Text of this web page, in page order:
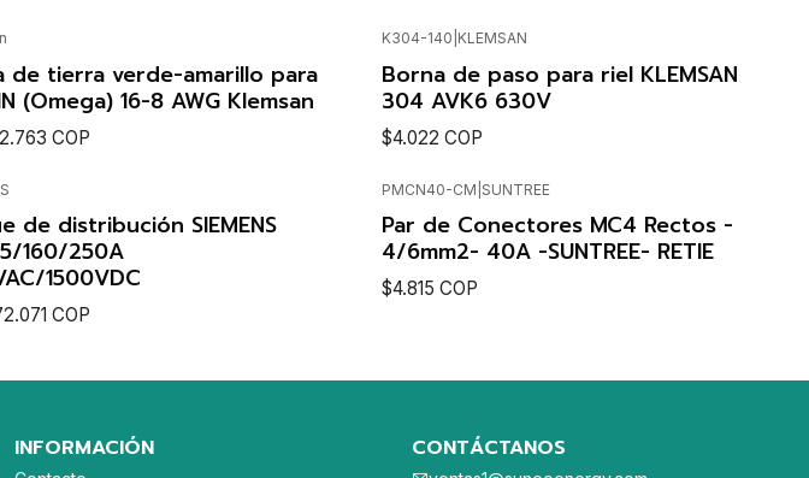
de tierra verde-amarillo para
(Omega) 16-8 AWG Klemsan
COP
K304-140 KLEMSAN
Borna de paso para riel KLEMSAN
304 AVK6 630V
$4.022 COP
Cantidad
de distribución SIEMENS
160/250A
1500VDC
COP
VER OPCIONES
PMCN40-CM SUNTREE
Par de Conectores MC4 Rectos -
4/6mm2- 40A -SUNTREE- RETIE
$4.815 COP
INFORMACIÓN CONTÁCTANOS